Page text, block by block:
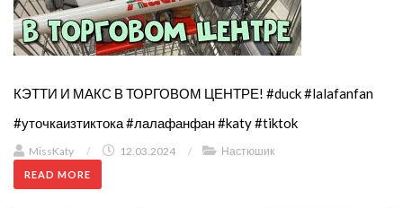
КЭТТИ И МАКС В ТОРГОВОМ ЦЕНТРЕ! #duck #lalafanfan
#уточкаизтиктока #лалафанфан #katy #tiktok
MissKaty / 12.03.2024 / Настюшик
READ MORE